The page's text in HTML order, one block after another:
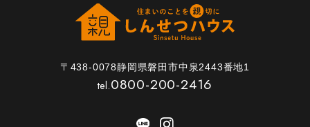
〒438-0078静岡県磐田市中泉2443番地1
tel.0800-200-2416